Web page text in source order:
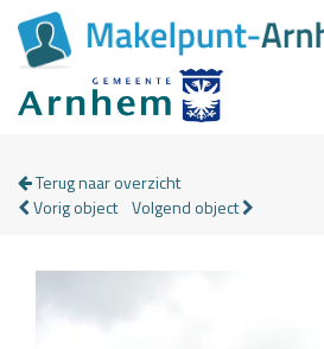
Terug naar overzicht
Vorig object Volgend object